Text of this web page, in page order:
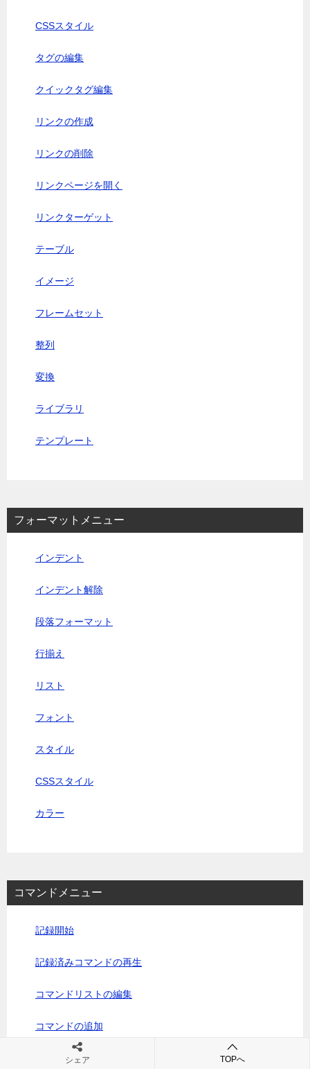
CSSスタイル
タグの編集
クイックタグ編集
リンクの作成
リンクの削除
リンクページを開く
リンクターゲット
テーブル
イメージ
フレームセット
整列
変換
ライブラリ
テンプレート
フォーマットメニュー
インデント
インデント解除
段落フォーマット
行揃え
リスト
フォント
スタイル
CSSスタイル
カラー
コマンドメニュー
記録開始
記録済みコマンドの再生
コマンドリストの編集
コマンドの追加
AIR拡張機能の取得
シェア TOPへ